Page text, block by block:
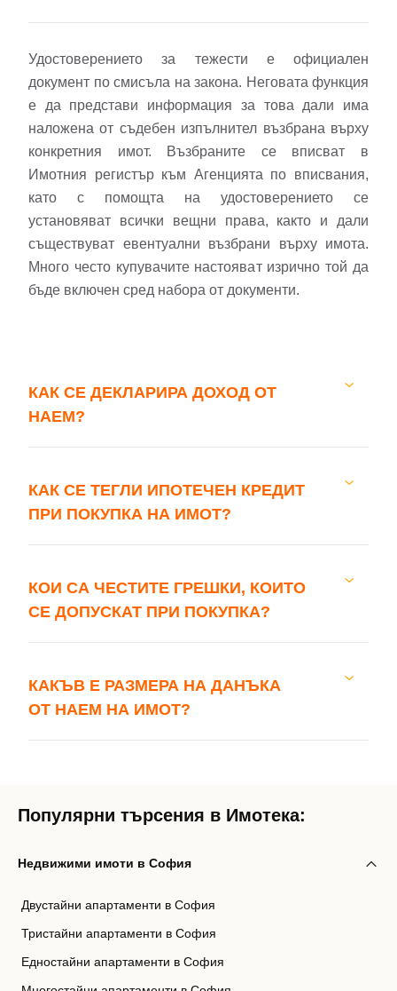
Забравена парола?
Вход
Вход като гост
или използвай профил
Вход с Google
Удостоверението за тежести е официален
документ по смисъла на закона. Неговата функция
е да представи информация за това дали има
наложена от съдебен изпълнител възбрана върху
конкретния имот. Възбраните се вписват в
Имотния регистър към Агенцията по вписвания,
като с помощта на удостоверението се
установяват всички вещни права, както и дали
съществуват евентуални възбрани върху имота.
Много често купувачите настояват изрично той да
бъде включен сред набора от документи.
КАК СЕ ДЕКЛАРИРА ДОХОД ОТ
НАЕМ?
КАК СЕ ТЕГЛИ ИПОТЕЧЕН КРЕДИТ
ПРИ ПОКУПКА НА ИМОТ?
КОИ СА ЧЕСТИТЕ ГРЕШКИ, КОИТО
СЕ ДОПУСКАТ ПРИ ПОКУПКА?
КАКЪВ Е РАЗМЕРА НА ДАНЪКА
ОТ НАЕМ НА ИМОТ?
Популярни търсения в Имотека:
Недвижими имоти в София
Двустайни апартаменти в София
Тристайни апартаменти в София
Едностайни апартаменти в София